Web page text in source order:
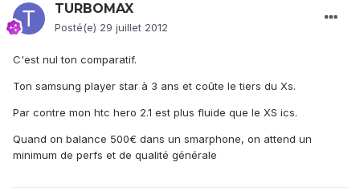
TURBOMAX
Posté(e) 29 juillet 2012
C'est nul ton comparatif.
Ton samsung player star à 3 ans et coûte le tiers du Xs.
Par contre mon htc hero 2.1 est plus fluide que le XS ics.
Quand on balance 500€ dans un smarphone, on attend un
minimum de perfs et de qualité générale